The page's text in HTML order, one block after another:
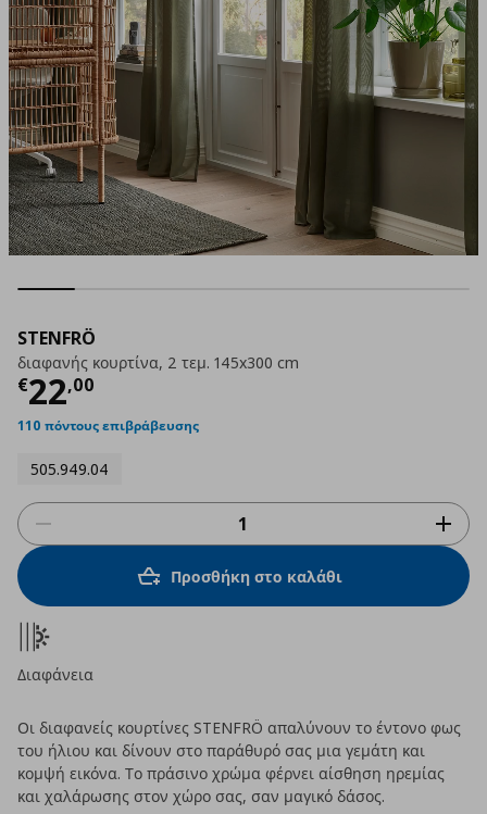
STENFRÖ
διαφανής κουρτίνα, 2 τεμ. 145x300 cm
€22,00
Τρέχουσα τιμή
110 πόντους επιβράβευσης
505.949.04
Προσθήκη στο καλάθι
Διαφάνεια
Οι διαφανείς κουρτίνες STENFRÖ απαλύνουν το έντονο φως
του ήλιου και δίνουν στο παράθυρό σας μια γεμάτη και
κομψή εικόνα. Το πράσινο χρώμα φέρνει αίσθηση ηρεμίας
και χαλάρωσης στον χώρο σας, σαν μαγικό δάσος.